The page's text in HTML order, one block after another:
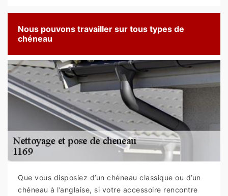
Nous pouvons travailler sur tous types de
chéneau
Que vous disposiez d’un chéneau classique ou d’un
chéneau à l’anglaise, si votre accessoire rencontre